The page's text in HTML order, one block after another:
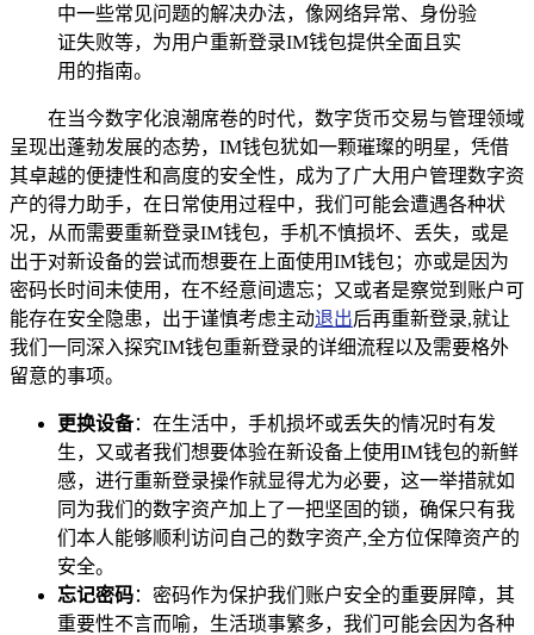
中一些常见问题的解决办法，像网络异常、身份验
证失败等，为用户重新登录IM钱包提供全面且实
用的指南。
在当今数字化浪潮席卷的时代，数字货币交易与管理领域
呈现出蓬勃发展的态势，IM钱包犹如一颗璀璨的明星，凭借
其卓越的便捷性和高度的安全性，成为了广大用户管理数字资
产的得力助手，在日常使用过程中，我们可能会遭遇各种状
况，从而需要重新登录IM钱包，手机不慎损坏、丢失，或是
出于对新设备的尝试而想要在上面使用IM钱包；亦或是因为
密码长时间未使用，在不经意间遗忘；又或者是察觉到账户可
能存在安全隐患，出于谨慎考虑主动退出后再重新登录,就让
我们一同深入探究IM钱包重新登录的详细流程以及需要格外
留意的事项。
更换设备：在生活中，手机损坏或丢失的情况时有发
生，又或者我们想要体验在新设备上使用IM钱包的新鲜
感，进行重新登录操作就显得尤为必要，这一举措就如
同为我们的数字资产加上了一把坚固的锁，确保只有我
们本人能够顺利访问自己的数字资产,全方位保障资产的
安全。
忘记密码：密码作为保护我们账户安全的重要屏障，其
重要性不言而喻，生活琐事繁多，我们可能会因为各种